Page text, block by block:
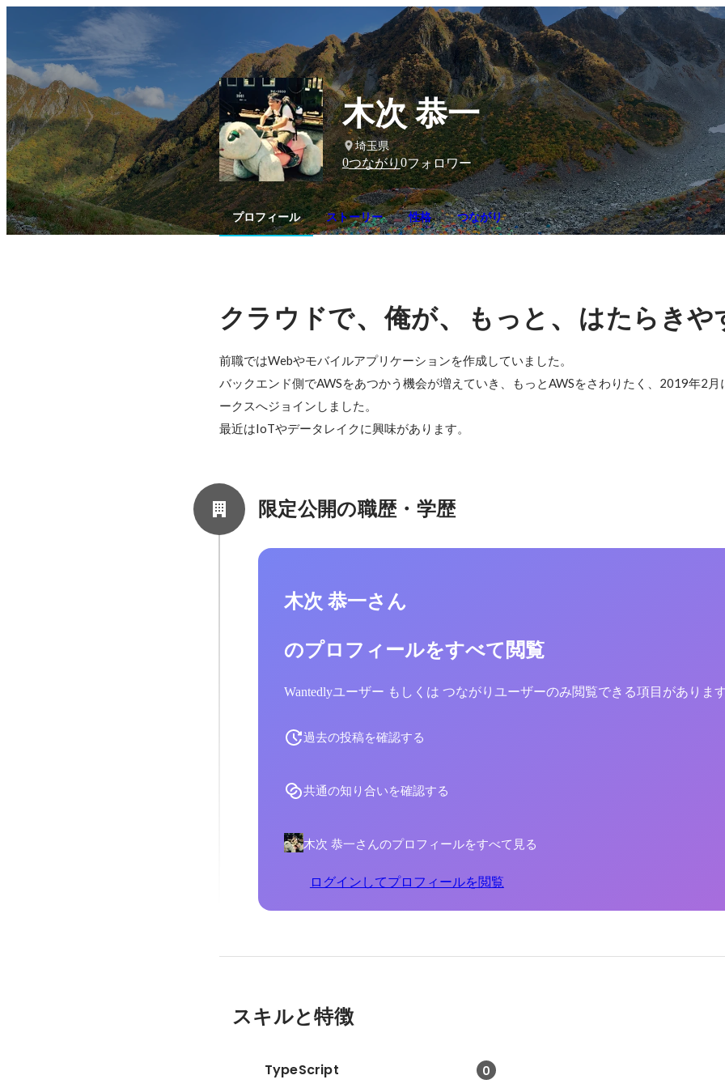
木次 恭一
埼玉県
0つながり0フォロワー
プロフィール ストーリー 性格 つながり
クラウドで、俺が、 もっと 、 はたらきや
前職ではWebやモバイルアプリケーションを作成していました。
バックエンド側でAWSをあつかう機会が増えていき、もっとAWSをさわりたく、2019年2月
ークスへジョインしました。
最近はIoTやデータレイクに興味があります。
限定公開の職歴・学歴
木次 恭一さん
のプロフィールをすべて閲覧
Wantedlyユーザー もしくは つながりユーザーのみ閲覧できる項目がありま
過去の投稿を確認する
共通の知り合いを確認する
木次 恭一さんのプロフィールをすべて見る
ログインしてプロフィールを閲覧
スキルと特徴
TypeScript 0